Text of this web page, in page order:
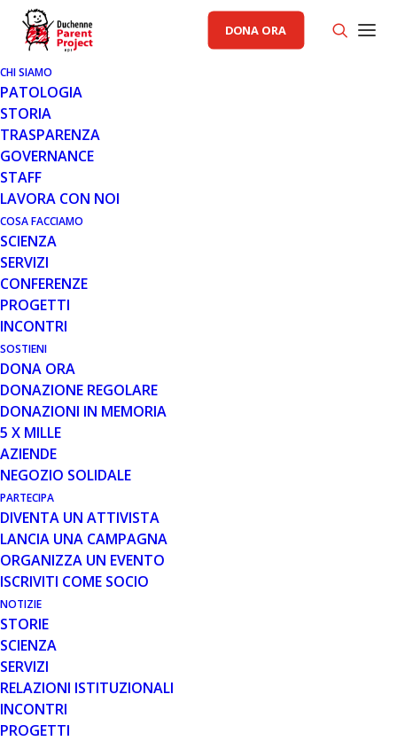
DONA ORA
CHI SIAMO
PATOLOGIA
STORIA
TRASPARENZA
GOVERNANCE
STAFF
LAVORA CON NOI
COSA FACCIAMO
SCIENZA
SERVIZI
CONFERENZE
PROGETTI
INCONTRI
SOSTIENI
DONA ORA
DONAZIONE REGOLARE
DONAZIONI IN MEMORIA
5 X MILLE
AZIENDE
NEGOZIO SOLIDALE
PARTECIPA
DIVENTA UN ATTIVISTA
LANCIA UNA CAMPAGNA
ORGANIZZA UN EVENTO
ISCRIVITI COME SOCIO
NOTIZIE
STORIE
SCIENZA
SERVIZI
RELAZIONI ISTITUZIONALI
INCONTRI
PROGETTI
AREA ISTITUZIONALE PP
29 MAG 2018
IN PARTENZA “ON THE ROAD”:
FORMAZIONE PER COSTRUIRE
L’AUTONOMIA DEI GIOVANI
CON DISTROFIA MUSCOLARE DI
DUCHENNE E BECKER
Il progetto di Parent Project per formare assistenti,
giovani con disabilità e famiglie